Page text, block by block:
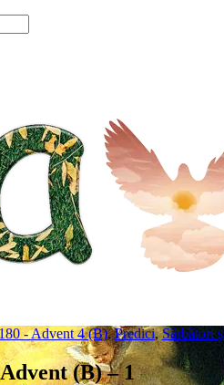
- Advent 4 (B),Predici,Sărbători
(B) – 1